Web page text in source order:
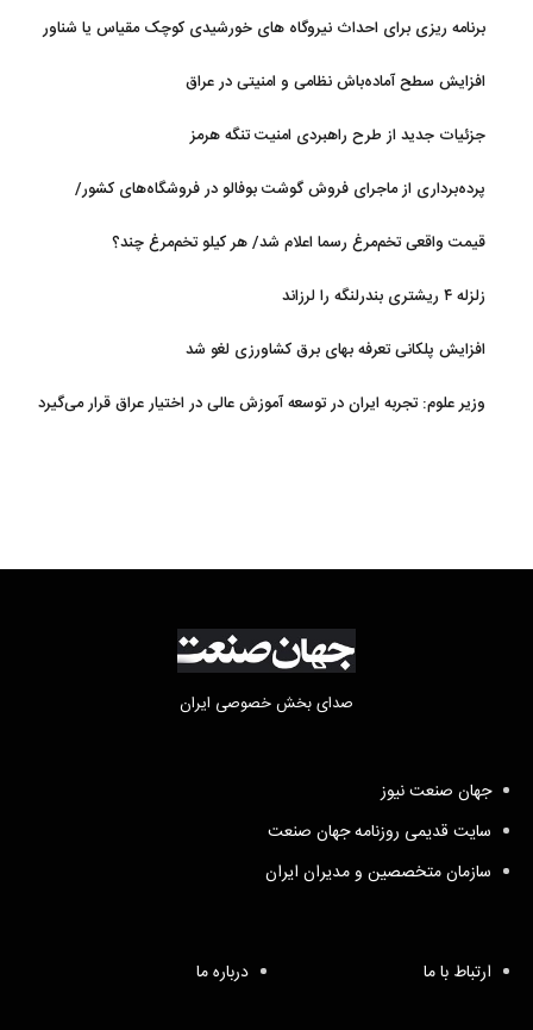
برنامه ریزی برای احداث نیروگاه های خورشیدی کوچک مقیاس یا شناور
روی آب در مازندران
افزایش سطح آماده‌باش نظامی و امنیتی در عراق
جزئیات جدید از طرح راهبردی امنیت تنگه هرمز
پرده‌برداری از ماجرای فروش گوشت بوفالو در فروشگاه‌های کشور/
گوشت بوفالو از کجا وارد می‌شود؟/ هر کیلو بوفالو با چه قیمتی به فروش
قیمت واقعی تخم‌مرغ رسما اعلام شد/ هر کیلو تخم‌مرغ چند؟
زلزله ۴ ریشتری بندرلنگه را لرزاند
افزایش پلکانی تعرفه بهای برق کشاورزی لغو شد
وزیر علوم: تجربه ایران در توسعه آموزش عالی در اختیار عراق قرار می‌گیرد
صدای بخش خصوصی ایران
جهان صنعت نیوز
سایت قدیمی روزنامه جهان صنعت
سازمان متخصصین و مدیران ایران
ارتباط با ما درباره ما